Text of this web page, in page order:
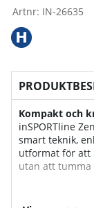
Artnr: IN-26635
Kompakt och
inSPORTline
smart teknik,
utformat för att
utan att